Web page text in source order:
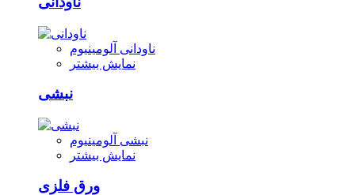
ناودانی آلومینیوم
نمایش بیشتر
نبشی
نبشی آلومینیوم
نمایش بیشتر
ورق فلزی